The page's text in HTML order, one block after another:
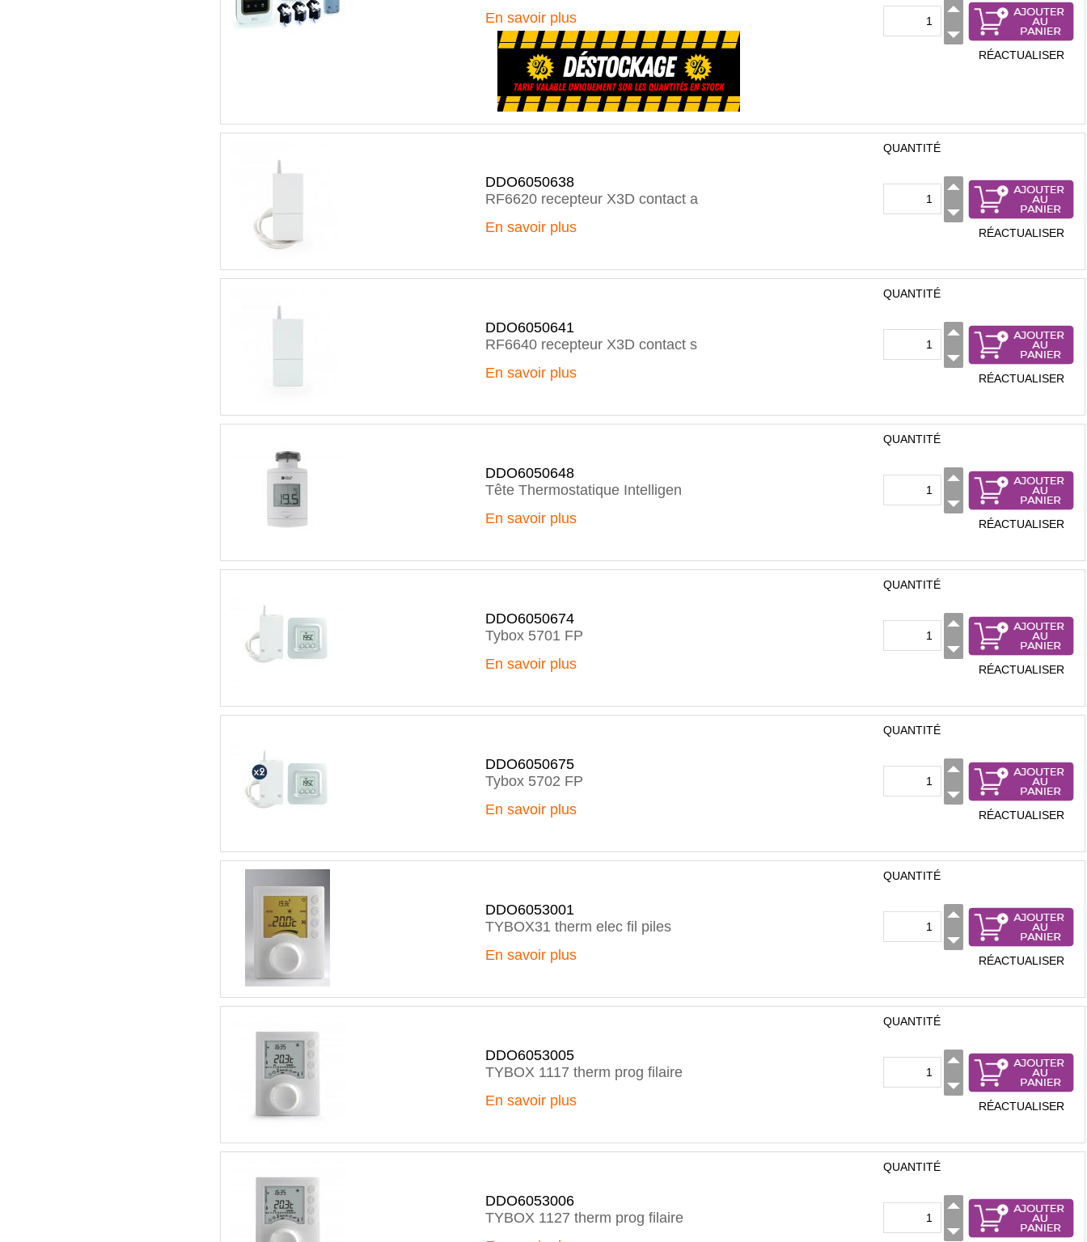
En savoir plus
RÉACTUALISER
DDO6050638
RF6620 recepteur X3D contact a
En savoir plus
QUANTITÉ
RÉACTUALISER
DDO6050641
RF6640 recepteur X3D contact s
En savoir plus
QUANTITÉ
RÉACTUALISER
DDO6050648
Tête Thermostatique Intelligen
En savoir plus
QUANTITÉ
RÉACTUALISER
DDO6050674
Tybox 5701 FP
En savoir plus
QUANTITÉ
RÉACTUALISER
DDO6050675
Tybox 5702 FP
En savoir plus
QUANTITÉ
RÉACTUALISER
DDO6053001
TYBOX31 therm elec fil piles
En savoir plus
QUANTITÉ
RÉACTUALISER
DDO6053005
TYBOX 1117 therm prog filaire
En savoir plus
QUANTITÉ
RÉACTUALISER
DDO6053006
TYBOX 1127 therm prog filaire
QUANTITÉ